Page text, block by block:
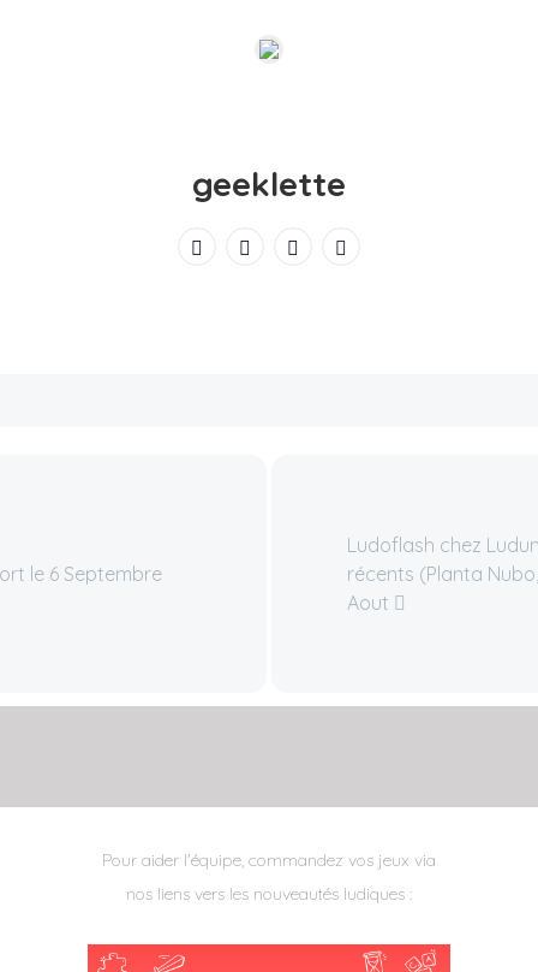
geeklette
le 6 Septembre
Ludoflash chez
récents (Planta
Aout
Pour aider l'équipe, commandez vos jeux via
nos liens vers les nouveautés ludiques :